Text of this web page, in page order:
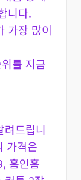
니다.
가장 많이
를 지금
려드립니
가격은
홈인홈